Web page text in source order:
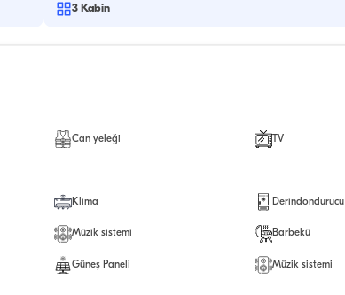
3 Kabin
Can yeleği TV
Klima Derindondurucu
Müzik sistemi Barbekü
Güneş Paneli Müzik sistemi